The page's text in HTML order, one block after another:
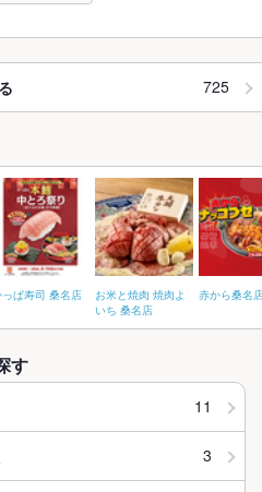
725
ぱ寿司 桑名店
お米と焼肉 焼肉よ
いち 桑名店
赤から桑名
す
11
3